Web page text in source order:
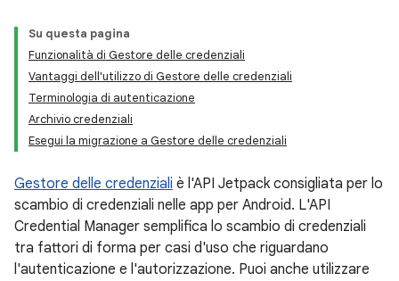
Su questa pagina
Funzionalità di Gestore delle credenziali
Vantaggi dell'utilizzo di Gestore delle credenziali
Terminologia di autenticazione
Archivio credenziali
Esegui la migrazione a Gestore delle credenziali
Gestore delle credenziali è l'API Jetpack consigliata per lo
scambio di credenziali nelle app per Android. L'API
Credential Manager semplifica lo scambio di credenziali
tra fattori di forma per casi d'uso che riguardano
l'autenticazione e l'autorizzazione. Puoi anche utilizzare